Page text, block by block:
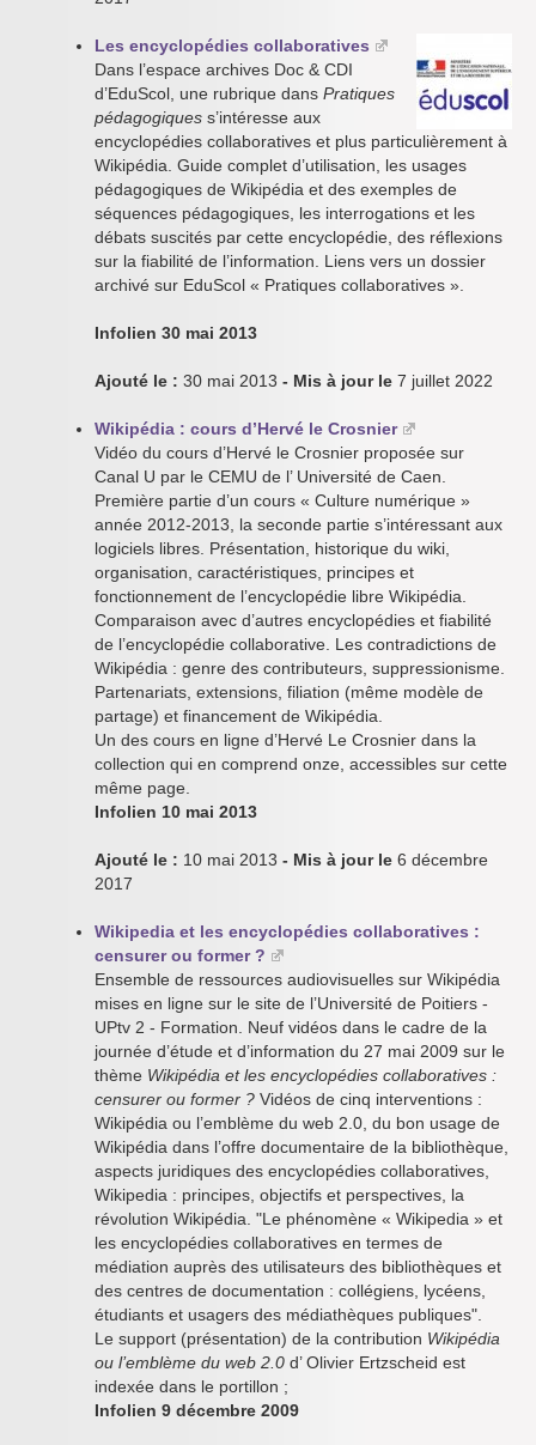
Les encyclopédies collaboratives
Dans l’espace archives Doc & CDI
d’EduScol, une rubrique dans Pratiques
pédagogiques s’intéresse aux
encyclopédies collaboratives et plus particulièrement à
Wikipédia. Guide complet d’utilisation, les usages
pédagogiques de Wikipédia et des exemples de
séquences pédagogiques, les interrogations et les
débats suscités par cette encyclopédie, des réflexions
sur la fiabilité de l’information. Liens vers un dossier
archivé sur EduScol « Pratiques collaboratives ».
Infolien 30 mai 2013
Ajouté le : 30 mai 2013 - Mis à jour le 7 juillet 2022
Wikipédia : cours d’Hervé le Crosnier
Vidéo du cours d’Hervé le Crosnier proposée sur
Canal U par le CEMU de l’ Université de Caen.
Première partie d’un cours « Culture numérique »
année 2012-2013, la seconde partie s’intéressant aux
logiciels libres. Présentation, historique du wiki,
organisation, caractéristiques, principes et
fonctionnement de l’encyclopédie libre Wikipédia.
Comparaison avec d’autres encyclopédies et fiabilité
de l’encyclopédie collaborative. Les contradictions de
Wikipédia : genre des contributeurs, suppressionisme.
Partenariats, extensions, filiation (même modèle de
partage) et financement de Wikipédia.
Un des cours en ligne d’Hervé Le Crosnier dans la
collection qui en comprend onze, accessibles sur cette
même page.
Infolien 10 mai 2013
Ajouté le : 10 mai 2013 - Mis à jour le 6 décembre
2017
Wikipedia et les encyclopédies collaboratives :
censurer ou former ?
Ensemble de ressources audiovisuelles sur Wikipédia
mises en ligne sur le site de l’Université de Poitiers -
UPtv 2 - Formation. Neuf vidéos dans le cadre de la
journée d’étude et d’information du 27 mai 2009 sur le
thème Wikipédia et les encyclopédies collaboratives :
censurer ou former ? Vidéos de cinq interventions :
Wikipédia ou l’emblème du web 2.0, du bon usage de
Wikipédia dans l’offre documentaire de la bibliothèque,
aspects juridiques des encyclopédies collaboratives,
Wikipedia : principes, objectifs et perspectives, la
révolution Wikipédia. "Le phénomène « Wikipedia » et
les encyclopédies collaboratives en termes de
médiation auprès des utilisateurs des bibliothèques et
des centres de documentation : collégiens, lycéens,
étudiants et usagers des médiathèques publiques".
Le support (présentation) de la contribution Wikipédia
ou l’emblème du web 2.0 d’ Olivier Ertzscheid est
indexée dans le portillon ;
Infolien 9 décembre 2009